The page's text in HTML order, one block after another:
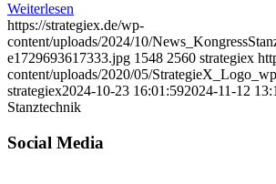
Weiterlesen
https://strategiex.de/wp-
content/uploads/2024/10/
e1729693617333.jpg 1548 2560 strategiex
content/uploads/2020/05/
strategiex2024-10-23 16:01:592024-11-12
Stanztechnik
Social Media